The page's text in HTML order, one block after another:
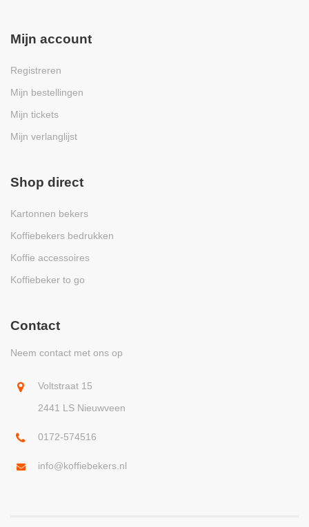
Mijn account
Registreren
Mijn bestellingen
Mijn tickets
Mijn verlanglijst
Shop direct
Kartonnen bekers
Koffiebekers bedrukken
Koffie accessoires
Koffiebeker to go
Contact
Neem contact met ons op
Voltstraat 15
2441 LS Nieuwveen
0172-574516
info@koffiebekers.nl